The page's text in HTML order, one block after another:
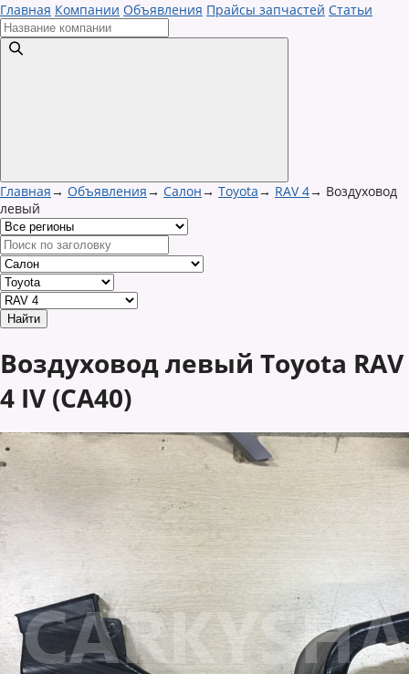
Главная Компании Объявления Прайсы запчастей Статьи
Главная→ Объявления→ Салон→ Toyota→ RAV 4→ Воздуховод
левый
Воздуховод левый Toyota RAV
4 IV (CA40)